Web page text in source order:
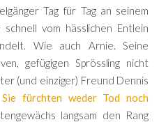
Tag für Tag an seinem
vom hässlichen Entlein
Wie auch Arnie. Seine
gefügigen Sprössling nicht
(und einziger) Freund Dennis
Sie fürchten weder Tod noch
langsam den Rang